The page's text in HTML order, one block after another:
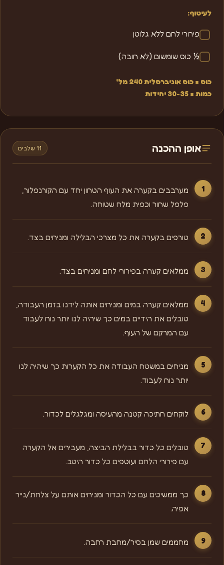
לעיטוף:
פירורי לחם ללא גלוטן
½ כוס שומשום (לא חובה)
כוס = כוס אוניברסלית 240 מל'
כמות = 30-35 יחידות
אופן ההכנה 11 שלבים
מערבבים בקערה את העוף הטחון יחד עם הקורנפלור,
פלפל שחור וכפית מלח שטוחה.
טורפים בקערה את כל מצרכי הבלילה ומניחים בצד.
ממלאים קערה בפירורי לחם ומניחים בצד.
ממלאים קערה במים ומניחים אותה לידנו בזמן העבודה,
טובלים את הידיים במים כך שיהיה לנו יותר נוח לעבוד
עם המרקם של העוף.
מניחים במשטח העבודה את כל הקערות כך שיהיה לנו
יותר נוח לעבוד.
לוקחים חתיכה קטנה מהעיסה ומגלגלים לכדור.
טובלים כל כדור בבלילת הביצה, מעבירים אל הקערה
עם פירורי הלחם ועוטפים כל כדור היטב.
כך ממשיכים עם כל הכדור ומניחים אותם על צלחת/נייר
אפיה.
מחממים שמן בסיר/מחבת רחבה.